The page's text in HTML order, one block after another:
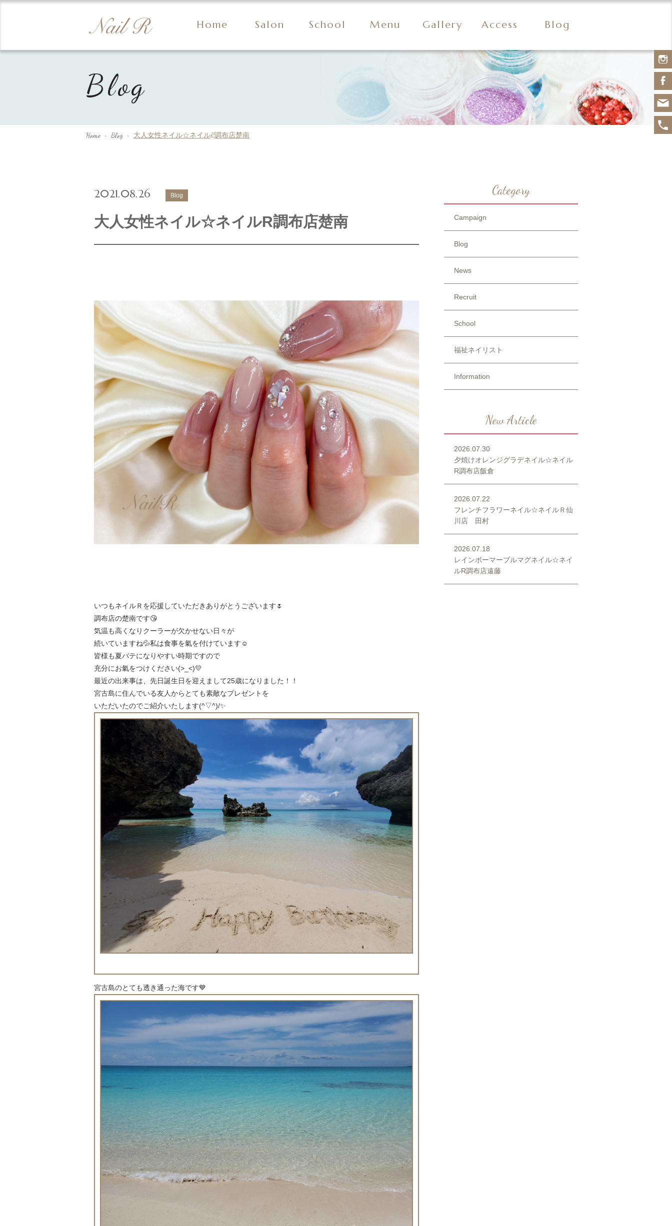
Home Salon School Menu Gallery Access Blog
Blog
Home> Blog > 大人女性ネイル☆ネイルR調布店楚南
2021.08.26 Blog
大人女性ネイル☆ネイルR調布店楚南
いつもネイルＲを応援していただきありがとうございます🌷
調布店の楚南です😘
気温も高くなりクーラーが欠かせない日々が
続いていますね💦私は食事を氣を付けています☺
皆様も夏バテになりやすい時期ですので
充分にお氣をつけください(>_<)💛
最近の出来事は、先日誕生日を迎えまして25歳になりました！！
宮古島に住んでいる友人からとても素敵なプレゼントを
いただいたのでご紹介いたします(^▽^)/✨
宮古島のとても透き通った海です💙
Category
Campaign
Blog
News
Recruit
School
福祉ネイリスト
Information
New Article
2026.07.30
夕焼けオレンジグラデネイル☆ネイル
R調布店飯倉
2026.07.22
フレンチフラワーネイル☆ネイルＲ仙
川店 田村
2026.07.18
レインボーマーブルマグネイル☆ネイ
ルR調布店遠藤